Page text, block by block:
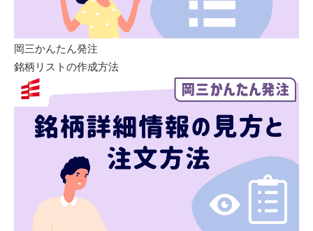
岡三かんたん発注
銘柄リストの作成方法